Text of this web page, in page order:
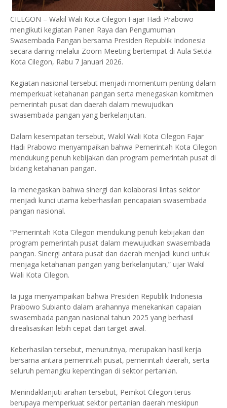
CILEGON – Wakil Wali Kota Cilegon Fajar Hadi Prabowo
mengikuti kegiatan Panen Raya dan Pengumuman
Swasembada Pangan bersama Presiden Republik Indonesia
secara daring melalui Zoom Meeting bertempat di Aula Setda
Kota Cilegon, Rabu 7 Januari 2026.
Kegiatan nasional tersebut menjadi momentum penting dalam
memperkuat ketahanan pangan serta menegaskan komitmen
pemerintah pusat dan daerah dalam mewujudkan
swasembada pangan yang berkelanjutan.
Dalam kesempatan tersebut, Wakil Wali Kota Cilegon Fajar
Hadi Prabowo menyampaikan bahwa Pemerintah Kota Cilegon
mendukung penuh kebijakan dan program pemerintah pusat di
bidang ketahanan pangan.
Ia menegaskan bahwa sinergi dan kolaborasi lintas sektor
menjadi kunci utama keberhasilan pencapaian swasembada
pangan nasional.
“Pemerintah Kota Cilegon mendukung penuh kebijakan dan
program pemerintah pusat dalam mewujudkan swasembada
pangan. Sinergi antara pusat dan daerah menjadi kunci untuk
menjaga ketahanan pangan yang berkelanjutan,” ujar Wakil
Wali Kota Cilegon.
Ia juga menyampaikan bahwa Presiden Republik Indonesia
Prabowo Subianto dalam arahannya menekankan capaian
swasembada pangan nasional tahun 2025 yang berhasil
direalisasikan lebih cepat dari target awal.
Keberhasilan tersebut, menurutnya, merupakan hasil kerja
bersama antara pemerintah pusat, pemerintah daerah, serta
seluruh pemangku kepentingan di sektor pertanian.
Menindaklanjuti arahan tersebut, Pemkot Cilegon terus
berupaya memperkuat sektor pertanian daerah meskipun